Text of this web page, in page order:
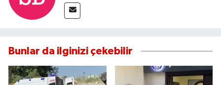
Bunlar da ilginizi çekebilir